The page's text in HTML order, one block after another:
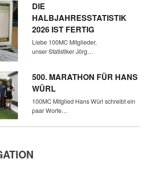
DIE
HALBJAHRESSTATISTIK
2026 IST FERTIG
Liebe 100MC Mitglieder,
unser Statistiker Jörg…
500. MARATHON FÜR HANS
WÜRL
100MC Mitglied Hans Würl schreibt ein
paar Worte…